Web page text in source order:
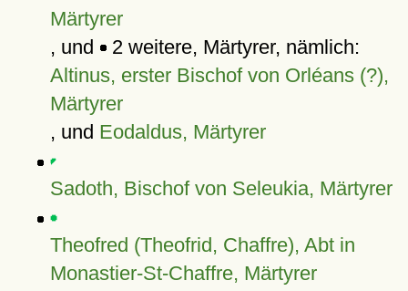
Märtyrer
, und 2 weitere, Märtyrer, nämlich:
Altinus, erster Bischof von Orléans (?),
Märtyrer
, und Eodaldus, Märtyrer
Sadoth, Bischof von Seleukia, Märtyrer
Theofred (Theofrid, Chaffre), Abt in
Monastier-St-Chaffre, Märtyrer